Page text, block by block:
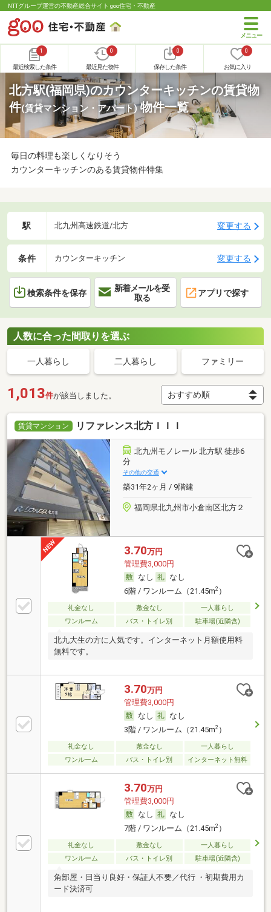
NTTグループ運営の不動産総合サイト goo住宅・不動産
1
最近検索した条件
0
最近見た物件
0
保存した条件
0
お気に入り
北方駅(福岡県)のカウンターキッチンの賃貸物
件(賃貸マンション・アパート)物件一覧
毎日の料理も楽しくなりそう
カウンターキッチンのある賃貸物件特集
駅 北九州高速鉄道/北方 変更する
条件 カウンターキッチン 変更する
検索条件を保存
新着メールを受
取る
アプリで探す
人数に合った間取りを選ぶ
一人暮らし 二人暮らし ファミリー
1,013件が該当しました。
賃貸マンション リファレンス北方ＩＩＩ
北九州モノレール 北方駅 徒歩6
分
その他の交通
築31年2ヶ月 / 9階建
福岡県北九州市小倉南区北方２
3.70万円
管理費3,000円
なし
なし
6階 / ワンルーム（21.45m2）
礼金なし 敷金なし
一人暮らし
ワンルーム
バス・トイレ別 駐車場(近隣含)
北九大生の方に人気です。インターネット月額使用料
無料です。
3.70万円
管理費3,000円
なし
なし
3階 / ワンルーム（21.45m2）
礼金なし 敷金なし
一人暮らし
ワンルーム
バス・トイレ別 インターネット無料
3.70万円
管理費3,000円
なし
なし
7階 / ワンルーム（21.45m2）
礼金なし 敷金なし
一人暮らし
ワンルーム
バス・トイレ別 駐車場(近隣含)
角部屋・日当り良好・保証人不要／代行 ・初期費用カ
ード決済可